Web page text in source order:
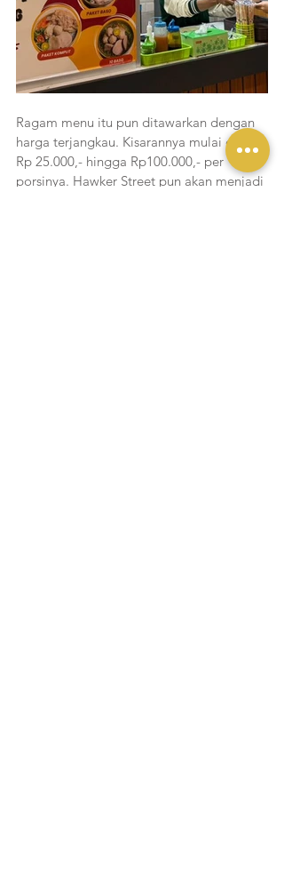
Ragam menu itu pun ditawarkan dengan
harga terjangkau. Kisarannya mulai dari
Rp 25.000,- hingga Rp100.000,- per
porsinya. Hawker Street pun akan menjadi